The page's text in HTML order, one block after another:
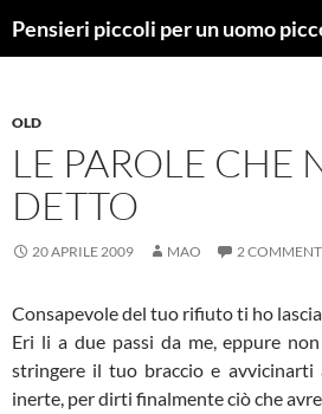
Pensieri piccoli per un uomo
OLD
LE PAROLE CHE
DETTO
20 APRILE 2009 MAO 2
Consapevole del tuo rifiuto ti ho
Eri li a due passi da me, eppure
stringere il tuo braccio e
inerte, per dirti finalmente ciò che